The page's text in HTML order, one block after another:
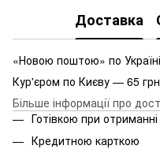
Доставка
«Новою поштою» по
Кур'єром по Києву — 65
Більше інформації про
Готівкою при отриманні
Кредитною карткою